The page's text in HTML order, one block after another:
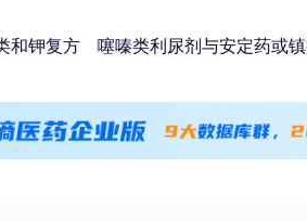
和钾复方 噻嗪类利尿剂与安定药或